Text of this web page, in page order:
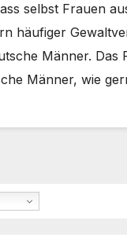
selbst Frauen
häufiger
Männer. Das
Männer, wie